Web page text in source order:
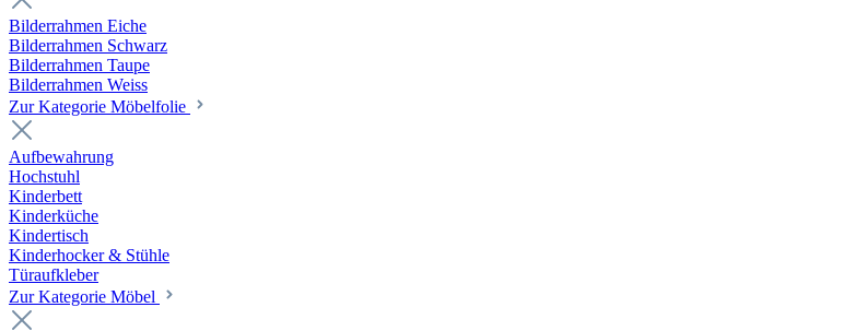
Bilderrahmen Eiche
Bilderrahmen Schwarz
Bilderrahmen Taupe
Bilderrahmen Weiss
Zur Kategorie Möbelfolie
Aufbewahrung
Hochstuhl
Kinderbett
Kinderküche
Kindertisch
Kinderhocker & Stühle
Türaufkleber
Zur Kategorie Möbel